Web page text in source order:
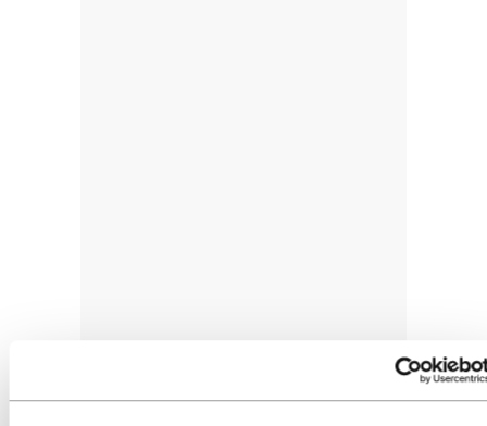
Iaz ere protestak izan ziren Malmon (Suedia),